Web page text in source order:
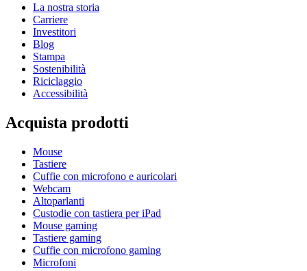
La nostra storia
Carriere
Investitori
Blog
Stampa
Sostenibilità
Riciclaggio
Accessibilità
Acquista prodotti
Mouse
Tastiere
Cuffie con microfono e auricolari
Webcam
Altoparlanti
Custodie con tastiera per iPad
Mouse gaming
Tastiere gaming
Cuffie con microfono gaming
Microfoni